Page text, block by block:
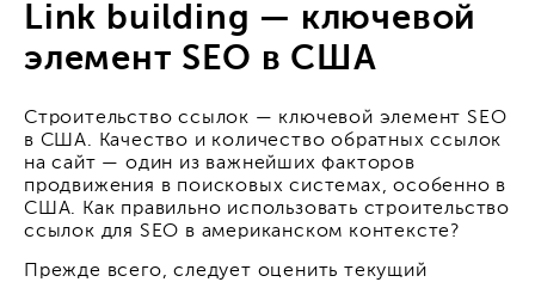
Link building — ключевой
элемент SEO в США
Строительство ссылок — ключевой элемент SEO
в США. Качество и количество обратных ссылок
на сайт — один из важнейших факторов
продвижения в поисковых системах, особенно в
США. Как правильно использовать строительство
ссылок для SEO в американском контексте?
Прежде всего, следует оценить текущий